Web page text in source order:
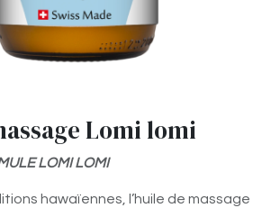
Lomi lomi
LOMI LOMI
hawaïennes, l’huile de massage